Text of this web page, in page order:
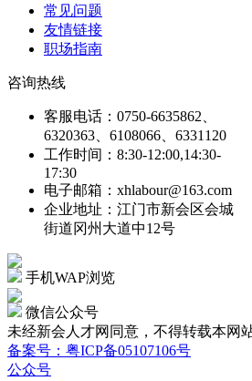
常见问题
友情链接
职场指南
咨询热线
客服电话：0750-6635862、
6320363、6108066、6331120
工作时间：8:30-12:00,14:30-
17:30
电子邮箱：xhlabour@163.com
企业地址：江门市新会区会城
街道冈州大道中12号
手机WAP浏览
微信公众号
未经新会人才网同意，不得转载本网
备案号：粤ICP备05107106号
公众号